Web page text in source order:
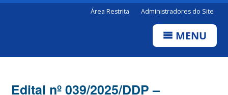
Área Restrita Administradores do Site
MENU
Edital nº 039/2025/DDP –